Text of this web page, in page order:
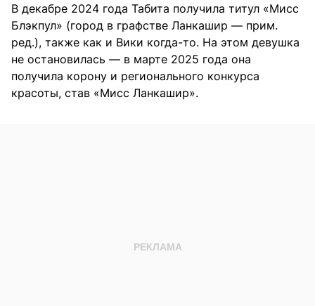
В декабре 2024 года Табита получила титул «Мисс
Блэкпул» (город в графстве Ланкашир — прим.
ред.), также как и Вики когда-то. На этом девушка
не остановилась — в марте 2025 года она
получила корону и регионального конкурса
красоты, став «Мисс Ланкашир».